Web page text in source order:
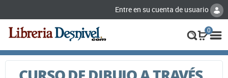
Entre en su cuenta de usuario
0